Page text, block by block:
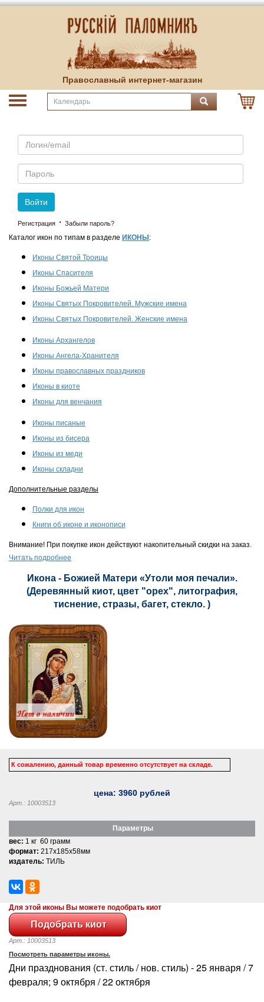
Православный интернет-магазин
Email
Пароль
Войти
Регистрация · Забыли пароль?
Каталог икон по типам в разделе ИКОНЫ :
Иконы Святой Троицы
Иконы Спасителя
Иконы Божьей Матери
Иконы Святых Покровителей. Мужские имена
Иконы Святых Покровителей. Женские имена
Иконы Архангелов
Иконы Ангела-Хранителя
Иконы православных праздников
Иконы в киоте
Иконы для венчания
Иконы писаные
Иконы из бисера
Иконы из меди
Иконы складни
Дополнительные разделы
Полки для икон
Книги об иконе и иконописи
Внимание! При покупке икон действуют накопительный скидки на заказ.
Читать подробнее
Икона - Божией Матери «Утоли моя печали».
(Деревянный киот, цвет "орех", литография,
тиснение, стразы, багет, стекло. )
К сожалению, данный товар временно отсутствует на складе.
цена: 3960 рублей
Арт.: 10003513
Параметры
вес: 1 кг 60 грамм
формат: 217x185x58мм
издатель: ТИЛЬ
Для этой иконы Вы можете подобрать киот
Арт.: 10003513
Посмотреть параметры иконы.
Дни празднования (ст. стиль / нов. стиль) - 25 января / 7
февраля; 9 октября / 22 октября